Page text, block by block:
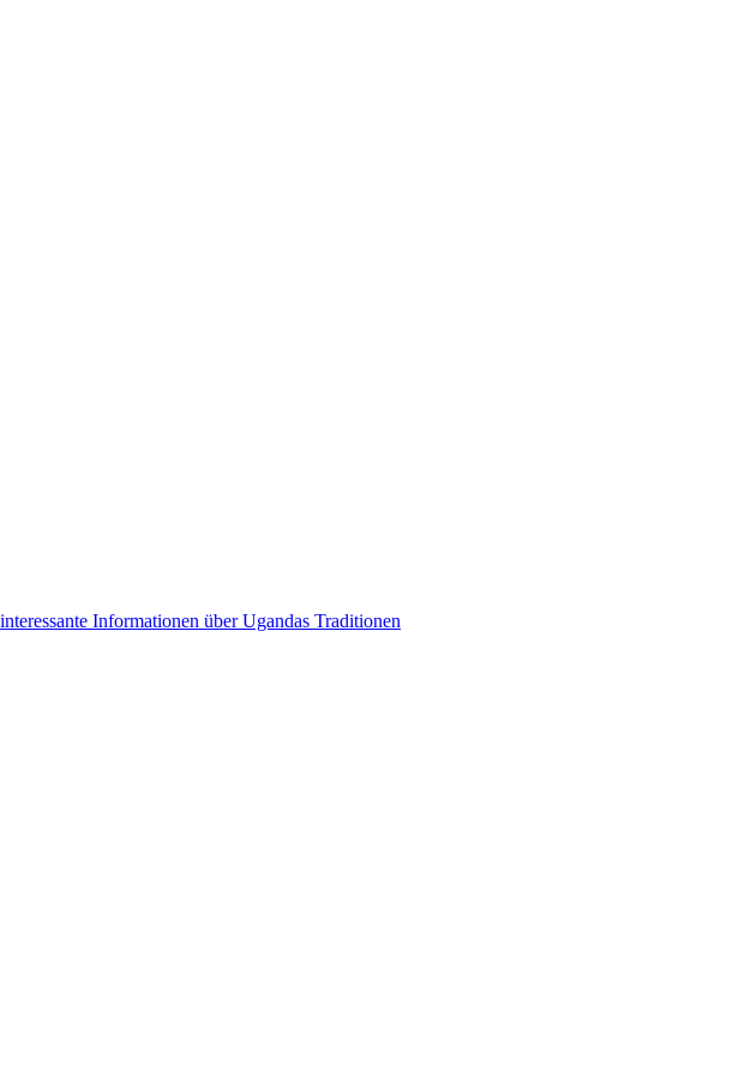
Informationen über Ugandas Traditionen